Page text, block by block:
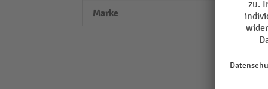
Marke